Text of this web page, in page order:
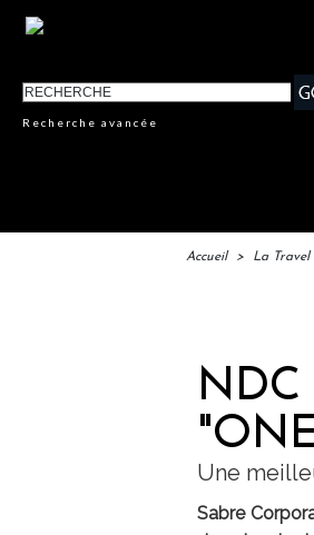
Recherche avancée
Accueil > La Travel
Une
Sabre